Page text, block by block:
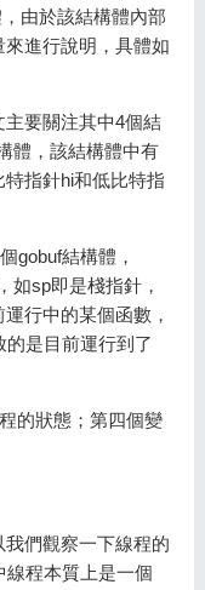
由於該結構體內部
進行說明，具體如
要關注其中4個結
體，該結構體中有
指針hi和低比特指
gobuf結構體，
如sp即是棧指針，
行中的某個函數，
是目前運行到了
的狀態；第四個變
們觀察一下線程的
線程本質上是一個